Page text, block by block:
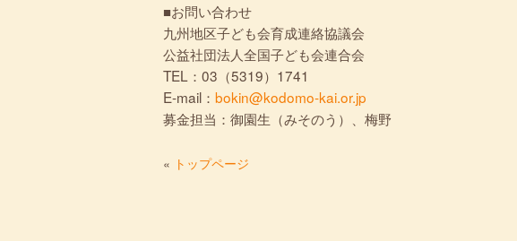
■お問い合わせ
九州地区子ども会育成連絡協議会
公益社団法人全国子ども会連合会
TEL：03（5319）1741
E-mail： bokin@kodomo-kai.or.jp
募金担当：御園生（みそのう）、梅野
« トップページ